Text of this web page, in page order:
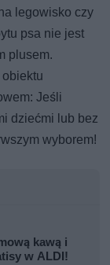
legowisko czy
psa nie jest
plusem.
Jeśli
dziećmi lub bez
wyborem!
kawą i
w ALDI!